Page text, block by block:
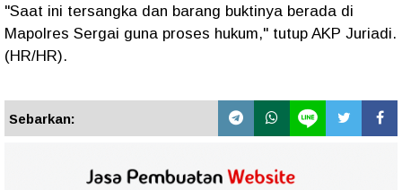
"Saat ini tersangka dan barang buktinya berada di
Mapolres Sergai guna proses hukum," tutup AKP Juriadi.
(HR/HR).
Sebarkan: